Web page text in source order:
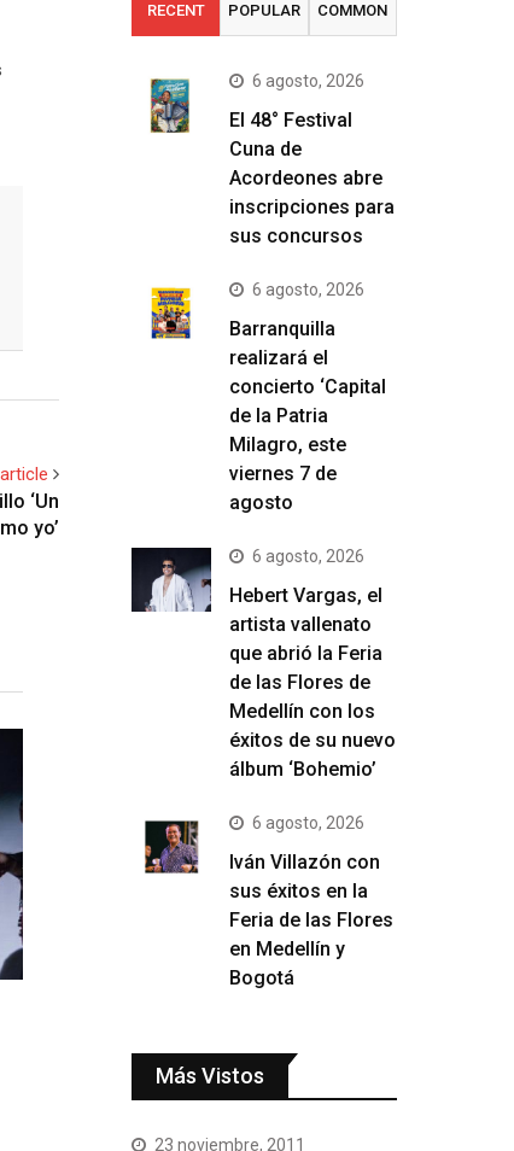
‘Un
yo’
RECENT POPULAR COMMON
6 agosto, 2026
El 48° Festival
Cuna de
Acordeones abre
inscripciones para
sus concursos
6 agosto, 2026
Barranquilla
realizará el
concierto ‘Capital
de la Patria
Milagro, este
viernes 7 de
agosto
6 agosto, 2026
Hebert Vargas, el
artista vallenato
que abrió la Feria
de las Flores de
Medellín con los
éxitos de su nuevo
álbum ‘Bohemio’
6 agosto, 2026
Iván Villazón con
sus éxitos en la
Feria de las Flores
en Medellín y
Bogotá
Más Vistos
23 noviembre, 2011